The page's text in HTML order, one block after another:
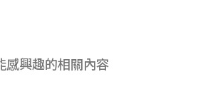
感興趣的相關內容